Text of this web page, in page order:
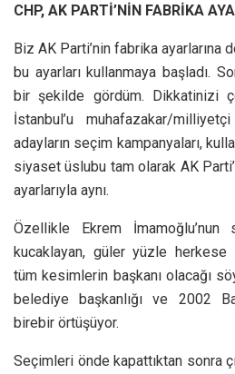
CHP, AK PARTİ’NİN FABRİKA
Biz AK Parti’nin fabrika ayarlarına
bu ayarları kullanmaya başladı.
bir şekilde gördüm. Dikkatinizi
İstanbul’u muhafazakar/
adayların seçim kampanyaları,
siyaset üslubu tam olarak AK
ayarlarıyla aynı.
Özellikle Ekrem
kucaklayan, güler yüzle herkese
tüm kesimlerin başkanı olacağı
belediye başkanlığı ve 2002
birebir örtüşüyor.
Seçimleri önde kapattıktan sonra